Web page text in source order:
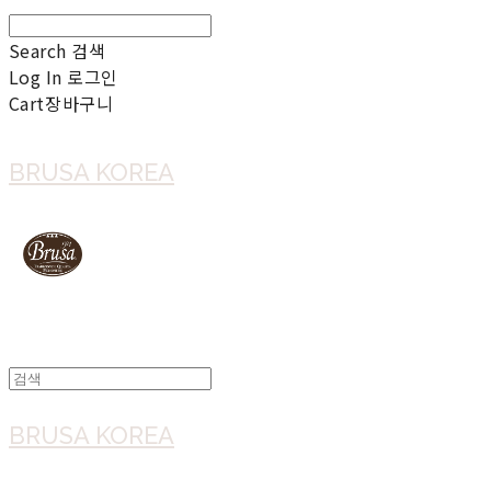
Search 검색
Log In 로그인
Cart장바구니
BRUSA KOREA
BRUSA KOREA